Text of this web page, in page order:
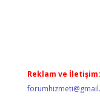
Reklam ve İletişim: